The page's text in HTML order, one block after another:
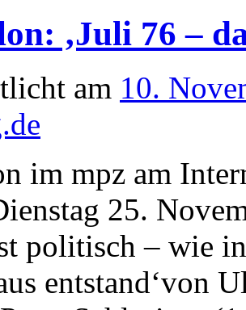
‚Juli 76 –
am 10.
im mpz am
25.
politisch – wie
entstand‘von